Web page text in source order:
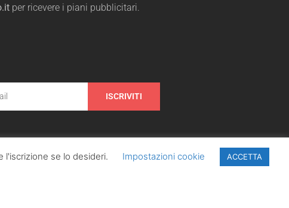
per ricevere i piani pubblicitari.
ISCRIVITI
l'iscrizione se lo desideri. Impostazioni cookie ACCETTA